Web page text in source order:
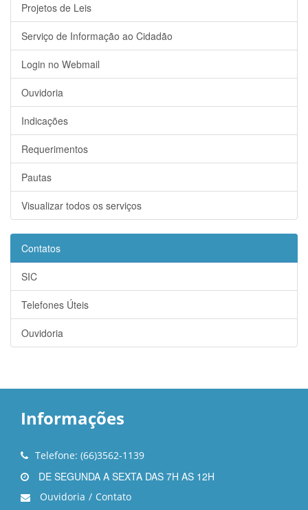
Projetos de Leis
Serviço de Informação ao Cidadão
Login no Webmail
Ouvidoria
Indicações
Requerimentos
Pautas
Visualizar todos os serviços
Contatos
SIC
Telefones Úteis
Ouvidoria
Informações
Telefone: (66)3562-1139
DE SEGUNDA A SEXTA DAS 7H AS 12H
Ouvidoria / Contato